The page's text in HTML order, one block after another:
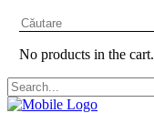
No products in the cart.